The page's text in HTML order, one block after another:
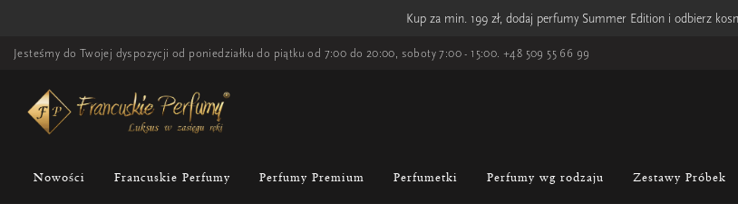
Kup za min. 199 zł, dodaj perfumy Summer Edition i odbierz
Jesteśmy do Twojej dyspozycji od poniedziałku do piątku od 7:00 do 20:00, soboty 7:00 - 15:00. +48 509 55 66 99
Nowości Francuskie Perfumy Perfumy Premium Perfumetki Perfumy wg rodzaju Zestawy Próbek